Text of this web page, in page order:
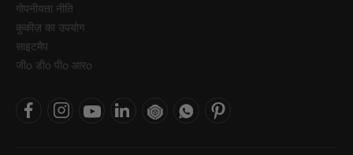
गोपनीयता नीति
कुकीज़ का उपयोग
साइटमैप
जीo डीo पीo आरo